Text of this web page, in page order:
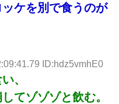
ケを別で食うのが
ID:hdz5vmhE0
、
てゾゾゾと飲む。